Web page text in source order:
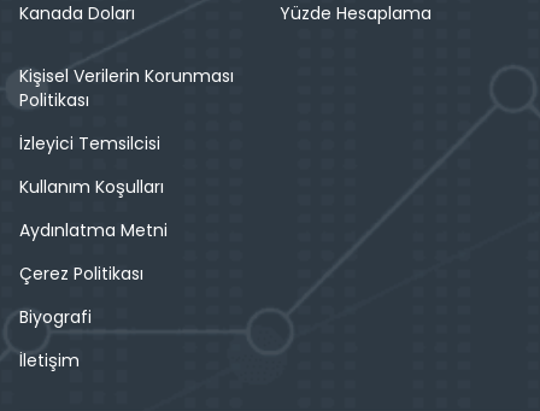
Kanada Doları
Yüzde Hesaplama
Kişisel Verilerin Korunması
Politikası
İzleyici Temsilcisi
Kullanım Koşulları
Aydınlatma Metni
Çerez Politikası
Biyografi
İletişim